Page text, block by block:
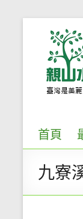
content親
山
水
態
工
作
室..
首頁
九寮